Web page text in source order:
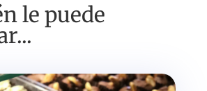
le puede